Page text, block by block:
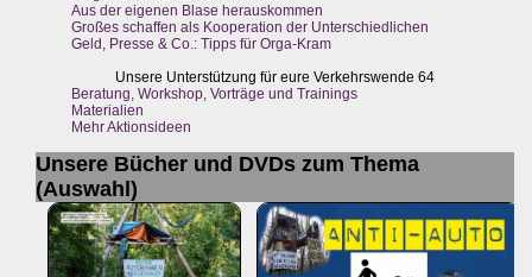
Aus der eigenen Blase herauskommen
Großes schaffen als Kooperation der Unterschiedlichen
Geld, Presse & Co.: Tipps für Orga-Kram
Unsere Unterstützung für eure Verkehrswende 64
Beratung, Workshop, Vorträge und Trainings
Materialien
Mehr Aktionsideen
Unsere Bücher und DVDs zum Thema
(Auswahl)